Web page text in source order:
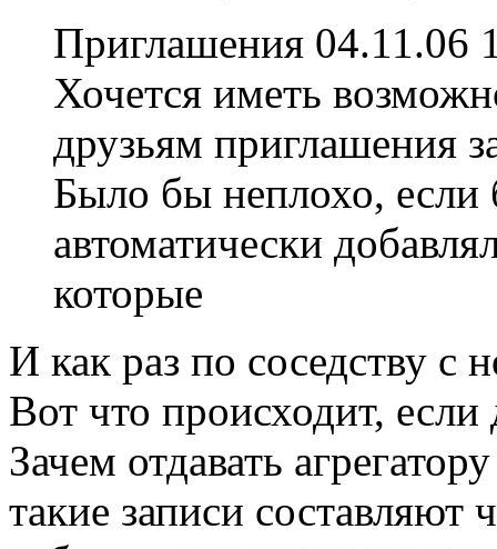
Приглашения 04.11.06
Хочется иметь
друзьям приглашения
Было бы неплохо, если
автоматически
которые
И как раз по соседству
Вот что происходит, если
Зачем отдавать
такие записи составляют